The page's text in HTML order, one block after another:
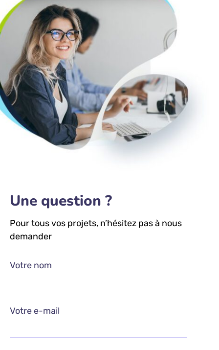
Une question ?
Pour tous vos projets, n’hésitez pas à nous
demander
Votre nom
Votre e-mail